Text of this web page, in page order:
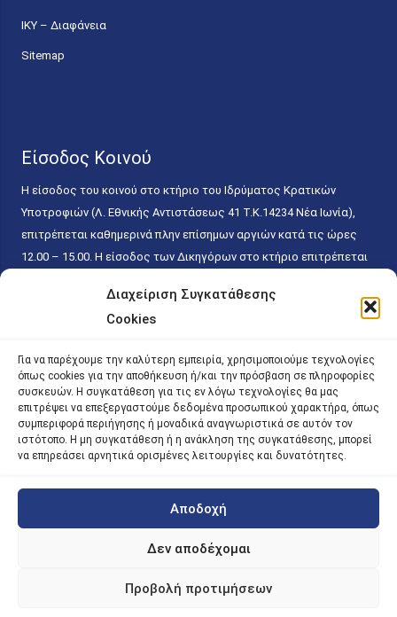
Διαχείριση Συγκατάθεσης
Cookies
Για να παρέχουμε την καλύτερη εμπειρία, χρησιμοποιούμε τεχνολογίες
όπως cookies για την αποθήκευση ή/και την πρόσβαση σε πληροφορίες
συσκευών. Η συγκατάθεση για τις εν λόγω τεχνολογίες θα μας
επιτρέψει να επεξεργαστούμε δεδομένα προσωπικού χαρακτήρα, όπως
συμπεριφορά περιήγησης ή μοναδικά αναγνωριστικά σε αυτόν τον
ιστότοπο. Η μη συγκατάθεση ή η ανάκληση της συγκατάθεσης, μπορεί
να επηρεάσει αρνητικά ορισμένες λειτουργίες και δυνατότητες.
Αποδοχή
Δεν αποδέχομαι
Προβολή προτιμήσεων
ΙΚΥ – Διαφάνεια
Sitemap
Είσοδος Κοινού
Η είσοδος του κοινού στο κτήριο του Ιδρύματος Κρατικών
Υποτροφιών (Λ. Εθνικής Αντιστάσεως 41 T.K.14234 Νέα Ιωνία),
επιτρέπεται καθημερινά πλην επίσημων αργιών κατά τις ώρες
12.00 – 15.00. Η είσοδος των Δικηγόρων στο κτήριο επιτρέπεται
κάθε εργάσιμη ημέρα και ώρα χωρίς κανέναν χρονικό ή άλλο
περιορισμό. Η είσοδος του κοινού ειδικά στο γραφείο του
15.00. Η εξυπηρέτηση του κοινού πραγματοποιείται βάσει των
παγίων ισχυουσών διατάξεων. Για την αποφυγή συνωστισμού
εντός του εσωτερικού χώρου εξυπηρέτησης και αναμονής του
κοινού, η εξυπηρέτησή του δύναται να πραγματοποιείται κατόπιν
προγραμματισμένου ραντεβού.
| iky.gr | All Rights Reserved
Designed and Developed by ACM Digital